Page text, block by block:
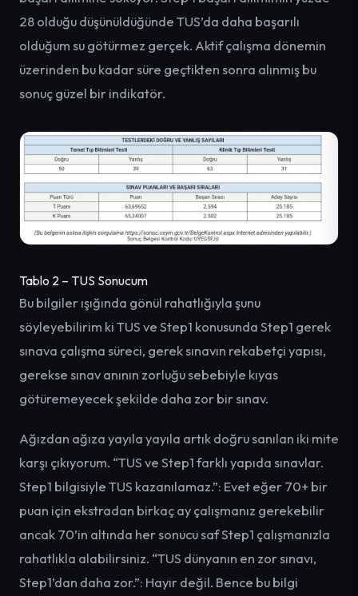
28 olduğu düşünüldüğünde TUS’da daha başarılı
olduğum su götürmez gerçek. Aktif çalışma dönemin
üzerinden bu kadar süre geçtikten sonra alınmış bu
sonuç güzel bir indikatör.
Tablo 2 – TUS Sonucum
Bu bilgiler ışığında gönül rahatlığıyla şunu
söyleyebilirim ki TUS ve Step1 konusunda Step1 gerek
sınava çalışma süreci, gerek sınavın rekabetçi yapısı,
gerekse sınav anının zorluğu sebebiyle kıyas
götüremeyecek şekilde daha zor bir sınav.
Ağızdan ağıza yayıla yayıla artık doğru sanılan iki mite
karşı çıkıyorum. “TUS ve Step1 farklı yapıda sınavlar.
Step1 bilgisiyle TUS kazanılamaz.”: Evet eğer 70+ bir
puan için ekstradan birkaç ay çalışmanız gerekebilir
ancak 70’in altında her sonucu saf Step1 çalışmanızla
rahatlıkla alabilirsiniz. “TUS dünyanın en zor sınavı,
Step1’dan daha zor.”: Hayır değil. Bence bu bilgi